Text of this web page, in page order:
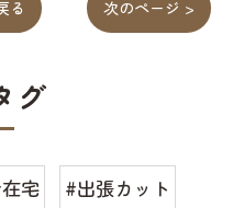
る 次のページ >
グ
宅
#出張カット